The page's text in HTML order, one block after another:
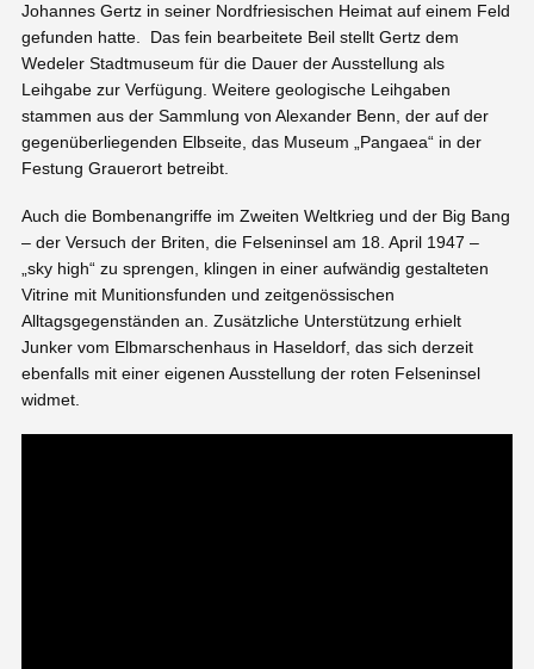
Johannes Gertz in seiner Nordfriesischen Heimat auf einem Feld
gefunden hatte. Das fein bearbeitete Beil stellt Gertz dem
Wedeler Stadtmuseum für die Dauer der Ausstellung als
Leihgabe zur Verfügung. Weitere geologische Leihgaben
stammen aus der Sammlung von Alexander Benn, der auf der
gegenüberliegenden Elbseite, das Museum „Pangaea“ in der
Festung Grauerort betreibt.
Auch die Bombenangriffe im Zweiten Weltkrieg und der Big Bang
– der Versuch der Briten, die Felseninsel am 18. April 1947 –
„sky high“ zu sprengen, klingen in einer aufwändig gestalteten
Vitrine mit Munitionsfunden und zeitgenössischen
Alltagsgegenständen an. Zusätzliche Unterstützung erhielt
Junker vom Elbmarschenhaus in Haseldorf, das sich derzeit
ebenfalls mit einer eigenen Ausstellung der roten Felseninsel
widmet.